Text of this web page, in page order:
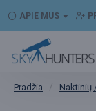
APIE MUS
Pradžia Naktinių